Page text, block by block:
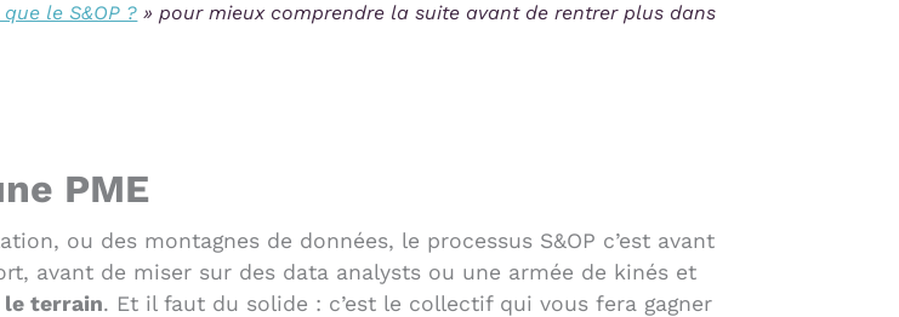
que le S&OP ? » pour mieux comprendre la suite avant de rentrer plus dans
PME
ou des montagnes de données, le processus S&OP c’est avant
avant de miser sur des data analysts ou une armée de kinés et
le terrain. Et il faut du solide : c’est le collectif qui vous fera gagner